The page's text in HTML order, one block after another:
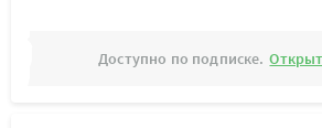
Доступно по подписке.